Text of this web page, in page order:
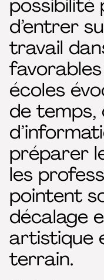
possibilité
d’entrer
travail
favorables
écoles
de
préparer
les
pointent
décalage
artistique
terrain.